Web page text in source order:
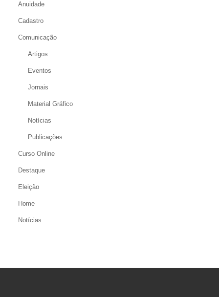
Anuidade
Cadastro
Comunicação
Artigos
Eventos
Jornais
Material Gráfico
Notícias
Publicações
Curso Online
Destaque
Eleição
Home
Notícias